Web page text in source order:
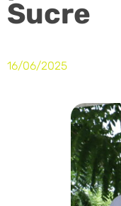
Sucre
16/06/2025